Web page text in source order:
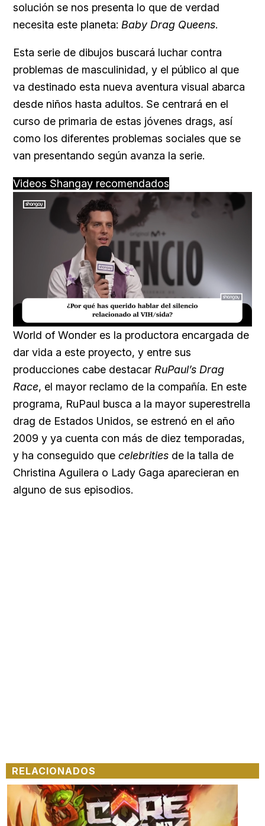
solución se nos presenta lo que de verdad
necesita este planeta: Baby Drag Queens.
Esta serie de dibujos buscará luchar contra
problemas de masculinidad, y el público al que
va destinado esta nueva aventura visual abarca
desde niños hasta adultos. Se centrará en el
curso de primaria de estas jóvenes drags, así
como los diferentes problemas sociales que se
van presentando según avanza la serie.
Videos Shangay recomendados
Loaded :
17.60%
World of Wonder es la productora encargada de
dar vida a este proyecto, y entre sus
producciones cabe destacar RuPaul’s Drag
Race, el mayor reclamo de la compañía. En este
programa, RuPaul busca a la mayor superestrella
drag de Estados Unidos, se estrenó en el año
2009 y ya cuenta con más de diez temporadas,
y ha conseguido que celebrities de la talla de
Christina Aguilera o Lady Gaga aparecieran en
alguno de sus episodios.
RELACIONADOS